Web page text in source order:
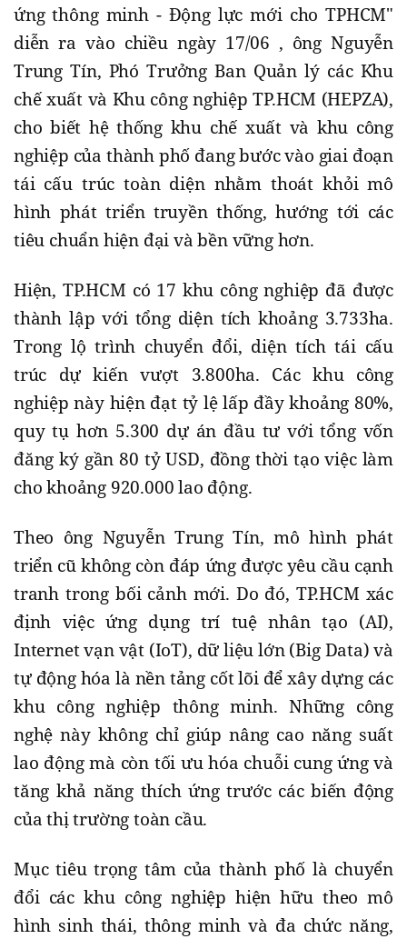
ứng thông minh - Động lực mới cho TPHCM"
diễn ra vào chiều ngày 17/06 , ông Nguyễn
Trung Tín, Phó Trưởng Ban Quản lý các Khu
chế xuất và Khu công nghiệp TP.HCM (HEPZA),
cho biết hệ thống khu chế xuất và khu công
nghiệp của thành phố đang bước vào giai đoạn
tái cấu trúc toàn diện nhằm thoát khỏi mô
hình phát triển truyền thống, hướng tới các
tiêu chuẩn hiện đại và bền vững hơn.
Hiện, TP.HCM có 17 khu công nghiệp đã được
thành lập với tổng diện tích khoảng 3.733ha.
Trong lộ trình chuyển đổi, diện tích tái cấu
trúc dự kiến vượt 3.800ha. Các khu công
nghiệp này hiện đạt tỷ lệ lấp đầy khoảng 80%,
quy tụ hơn 5.300 dự án đầu tư với tổng vốn
đăng ký gần 80 tỷ USD, đồng thời tạo việc làm
cho khoảng 920.000 lao động.
Theo ông Nguyễn Trung Tín, mô hình phát
triển cũ không còn đáp ứng được yêu cầu cạnh
tranh trong bối cảnh mới. Do đó, TP.HCM xác
định việc ứng dụng trí tuệ nhân tạo (AI),
Internet vạn vật (IoT), dữ liệu lớn (Big Data) và
tự động hóa là nền tảng cốt lõi để xây dựng các
khu công nghiệp thông minh. Những công
nghệ này không chỉ giúp nâng cao năng suất
lao động mà còn tối ưu hóa chuỗi cung ứng và
tăng khả năng thích ứng trước các biến động
của thị trường toàn cầu.
Mục tiêu trọng tâm của thành phố là chuyển
đổi các khu công nghiệp hiện hữu theo mô
hình sinh thái, thông minh và đa chức năng,